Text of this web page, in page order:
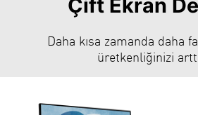
Çift Ekran
Daha kısa zamanda daha
üretkenliğinizi